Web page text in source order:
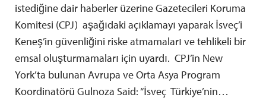
istediğine dair haberler üzerine Gazetecileri Koruma
Komitesi (CPJ) aşağıdaki açıklamayı yaparak İsveç’i
Keneş’in güvenliğini riske atmamaları ve tehlikeli bir
emsal oluşturmamaları için uyardı. CPJ’in New
York’ta bulunan Avrupa ve Orta Asya Program
Koordinatörü Gulnoza Said: “İsveç Türkiye’nin…